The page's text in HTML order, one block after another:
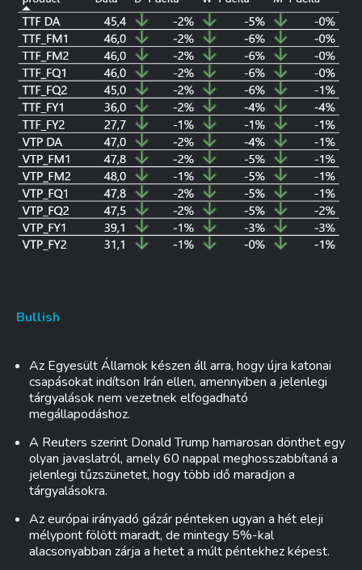
Bullish
Az Egyesült Államok készen áll arra, hogy újra katonai
csapásokat indítson Irán ellen, amennyiben a jelenlegi
tárgyalások nem vezetnek elfogadható
megállapodáshoz.
A Reuters szerint Donald Trump hamarosan dönthet egy
olyan javaslatról, amely 60 nappal meghosszabbítaná a
jelenlegi tűzszünetet, hogy több idő maradjon a
tárgyalásokra.
Az európai irányadó gázár pénteken ugyan a hét eleji
mélypont fölött maradt, de mintegy 5%-kal
alacsonyabban zárja a hetet a múlt péntekhez képest.